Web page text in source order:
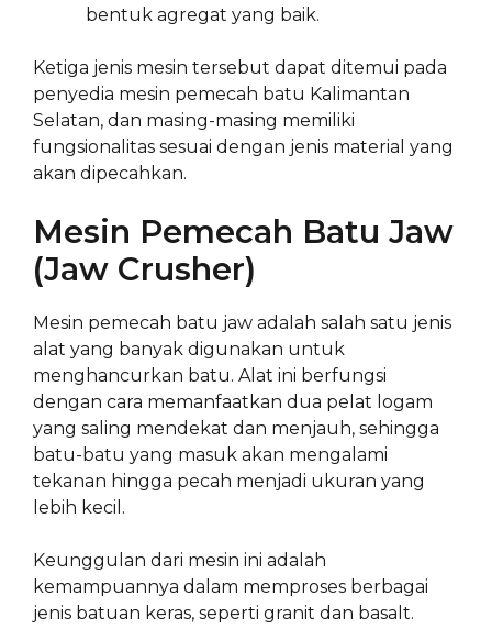
bentuk agregat yang baik.
Ketiga jenis mesin tersebut dapat ditemui pada
penyedia mesin pemecah batu Kalimantan
Selatan, dan masing-masing memiliki
fungsionalitas sesuai dengan jenis material yang
akan dipecahkan.
Mesin Pemecah Batu Jaw
(Jaw Crusher)
Mesin pemecah batu jaw adalah salah satu jenis
alat yang banyak digunakan untuk
menghancurkan batu. Alat ini berfungsi
dengan cara memanfaatkan dua pelat logam
yang saling mendekat dan menjauh, sehingga
batu-batu yang masuk akan mengalami
tekanan hingga pecah menjadi ukuran yang
lebih kecil.
Keunggulan dari mesin ini adalah
kemampuannya dalam memproses berbagai
jenis batuan keras, seperti granit dan basalt.